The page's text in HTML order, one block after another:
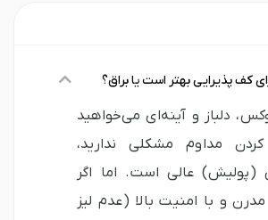
کف پذیرایی بهتر است یا براق؟
دلباز و آینه‌ای می‌خواهید
مداوم مشکلی ندارید،
(پولیش) عالی است. اما اگر
و با امنیت بالا (عدم لیز